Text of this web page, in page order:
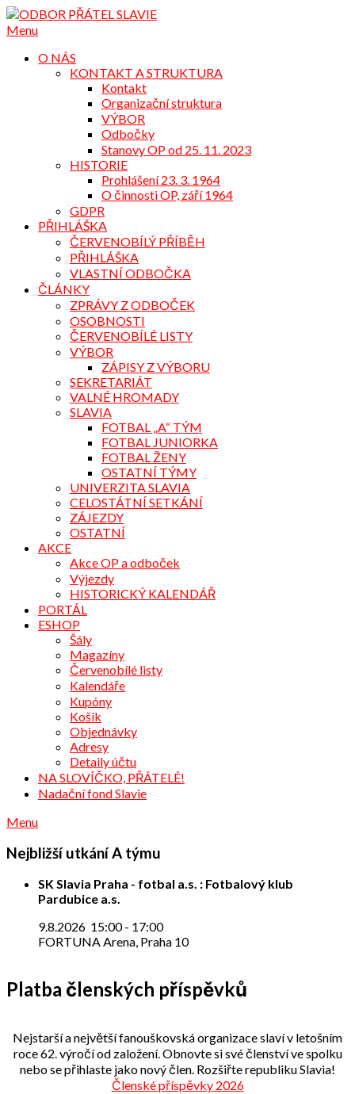
Přejdi
na
Menu
O NÁS
KONTAKT A STRUKTURA
Kontakt
Organizační struktura
VÝBOR
Odbočky
Stanovy OP od 25. 11. 2023
HISTORIE
Prohlášení 23. 3. 1964
O činnosti OP, září 1964
GDPR
PŘIHLÁŠKA
ČERVENOBÍLÝ PŘÍBĚH
PŘIHLÁŠKA
VLASTNÍ ODBOČKA
ČLÁNKY
ZPRÁVY Z ODBOČEK
OSOBNOSTI
ČERVENOBÍLÉ LISTY
VÝBOR
ZÁPISY Z VÝBORU
SEKRETARIÁT
VALNÉ HROMADY
SLAVIA
FOTBAL „A“ TÝM
FOTBAL JUNIORKA
FOTBAL ŽENY
OSTATNÍ TÝMY
UNIVERZITA SLAVIA
CELOSTÁTNÍ SETKÁNÍ
ZÁJEZDY
OSTATNÍ
AKCE
Akce OP a odboček
Výjezdy
HISTORICKÝ KALENDÁŘ
PORTÁL
ESHOP
Šály
Magazíny
Červenobílé listy
Kalendáře
Kupóny
Košík
Objednávky
Adresy
Detaily účtu
NA SLOVÍČKO, PŘÁTELÉ!
Nadační fond Slavie
Menu
Nejbližší utkání A týmu
SK Slavia Praha - fotbal a.s. : Fotbalový klub
Pardubice a.s.
9.8.2026 15:00- 17:00
FORTUNA Arena, Praha 10
Platba členských příspěvků
Nejstarší a největší fanouškovská organizace slaví v letošním
roce 62. výročí od založení. Obnovte si své členství ve spolku
nebo se přihlaste jako nový člen. Rozšiřte republiku Slavia!
Členské příspěvky 2026